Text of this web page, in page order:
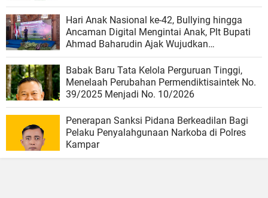
Hari Anak Nasional ke-42, Bullying hingga
Ancaman Digital Mengintai Anak, Plt Bupati
Ahmad Baharudin Ajak Wujudkan
Tulungagung Ramah Anak
Babak Baru Tata Kelola Perguruan Tinggi,
Menelaah Perubahan Permendiktisaintek No.
39/2025 Menjadi No. 10/2026
Penerapan Sanksi Pidana Berkeadilan Bagi
Pelaku Penyalahgunaan Narkoba di Polres
Kampar